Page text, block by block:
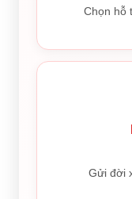
Chọn hỗ
Gửi đời